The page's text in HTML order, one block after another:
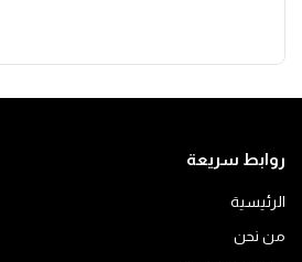
روابط سريعة
الرئيسية
من نحن